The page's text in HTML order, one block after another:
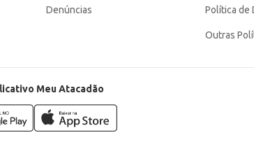
Denúncias Política de
Outras
Meu Atacadão